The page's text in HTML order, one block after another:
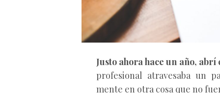
Justo ahora hace un año, abrí
profesional atravesaba un
mente en otra cosa que no